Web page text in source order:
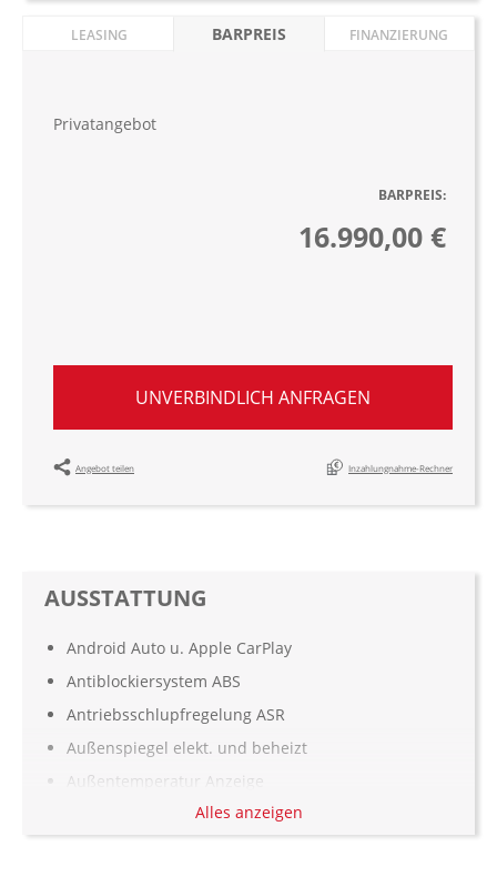
LEASING BARPREIS FINANZIERUNG
Privatangebot
BARPREIS:
16.990,00 €
UNVERBINDLICH ANFRAGEN
Angebot teilen Inzahlungnahme-Rechner
AUSSTATTUNG
Android Auto u. Apple CarPlay
Antiblockiersystem ABS
Antriebsschlupfregelung ASR
Außenspiegel elekt. und beheizt
Außentemperatur Anzeige
BerganfahrassistentAlles anzeigen